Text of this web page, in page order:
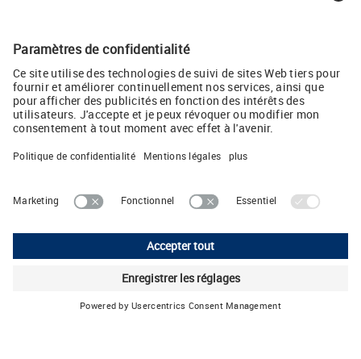
GmbH
Twitter
Lütze AG
Oststrasse 2 • CH-8854 Siebnen
Téléphone: +41 55 450 23-23 • E-Mail:info(at)luetze.ch